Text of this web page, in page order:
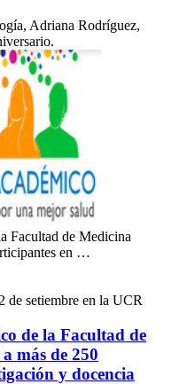
Adriana Rodríguez,
Facultad de Medicina
en …
de setiembre en la UCR
de la Facultad de
más de 250
y docencia